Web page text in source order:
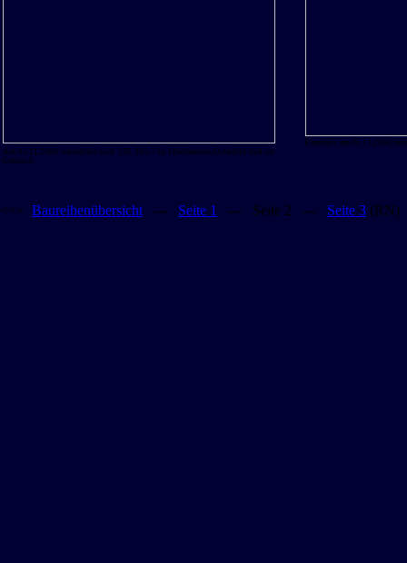
Am 05.11.2004 versteckte sich 232 365-7 in Oberhausen-Osterfeld-Süd im
Gebüsch.
Ebenfalls am 05.11.2004
<<< Baureihenübersicht --- Seite 1 --- Seite 2 --- Seite 3 (RN)